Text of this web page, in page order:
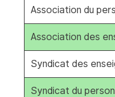
Association du
Association des
Syndicat des
Syndicat du